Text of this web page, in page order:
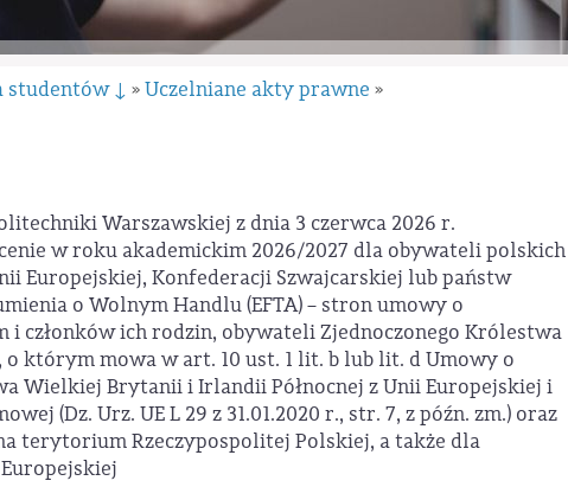
studentów ↓ » Uczelniane akty prawne »
Warszawskiej z dnia 3 czerwca 2026 r.
w roku akademickim 2026/2027 dla obywateli polskich
Europejskiej, Konfederacji Szwajcarskiej lub państw
o Wolnym Handlu (EFTA) – stron umowy o
i członków ich rodzin, obywateli Zjednoczonego Królestwa
którym mowa w art. 10 ust. 1 lit. b lub lit. d Umowy o
Wielkiej Brytanii i Irlandii Północnej z Unii Europejskiej i
(Dz. Urz. UE L 29 z 31.01.2020 r., str. 7, z późn. zm.) oraz
terytorium Rzeczypospolitej Polskiej, a także dla